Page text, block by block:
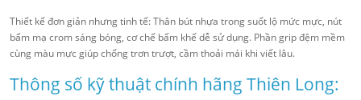
Thiết kế đơn giản nhưng tinh tế: Thân bút nhựa trong suốt lộ mức mực, nút
bấm mạ crom sáng bóng, cơ chế bấm khế dễ sử dụng. Phần grip đệm mềm
cùng màu mực giúp chống trơn trượt, cầm thoải mái khi viết lâu.
Thông số kỹ thuật chính hãng Thiên Long: